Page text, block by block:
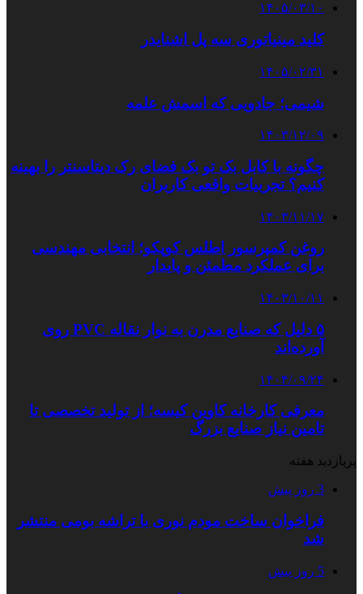
۱۴۰۵/۰۳/۱۰
کلید مینیاتوری سه پل اشنایدر
۱۴۰۵/۰۲/۳۱
شیمی؛ جادویی که اسمش علمه
۱۴۰۳/۱۲/۰۹
چگونه با کابل بک تو بک فضای رک دیتاسنتر را بهینه
کنیم؟ تجربیات واقعی کاربران
۱۴۰۳/۱۱/۱۷
روغن کمپرسور اطلس کوپکو؛ انتخابی مهندسی
برای عملکرد مطمئن و پایدار
۱۴۰۳/۱۰/۱۱
۵ دلیل که صنایع مدرن به نوار نقاله PVC روی
آورده‌اند
۱۴۰۴/۰۹/۲۴
معرفی کارخانه کاوین کیسه؛ از تولید تخصصی تا
تامین نیاز صنایع بزرگ
پربازدید هفته
3 روز پیش
فراخوان ساخت مودم نوری با تراشه بومی منتشر
شد
5 روز پیش